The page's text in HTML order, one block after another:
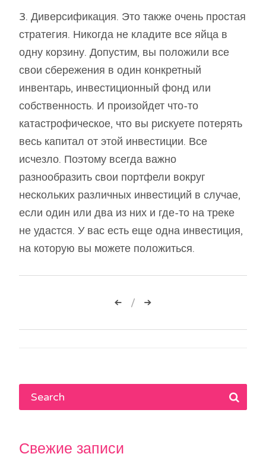
3. Диверсификация. Это также очень простая
стратегия. Никогда не кладите все яйца в
одну корзину. Допустим, вы положили все
свои сбережения в один конкретный
инвентарь, инвестиционный фонд или
собственность. И произойдет что-то
катастрофическое, что вы рискуете потерять
весь капитал от этой инвестиции. Все
исчезло. Поэтому всегда важно
разнообразить свои портфели вокруг
нескольких различных инвестиций в случае,
если один или два из них и где-то на треке
не удастся. У вас есть еще одна инвестиция,
на которую вы можете положиться.
Навигация
по
Свежие записи